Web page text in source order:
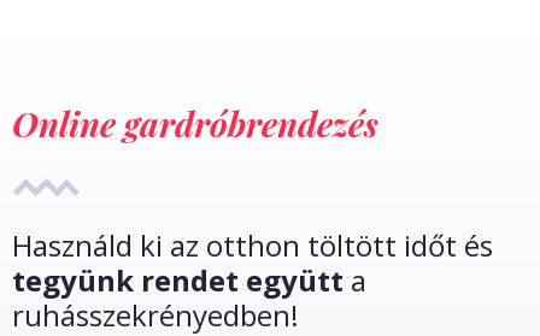
Online gardróbrendezés
Használd ki az otthon töltött időt és
tegyünk rendet együtt a
ruhásszekrényedben!